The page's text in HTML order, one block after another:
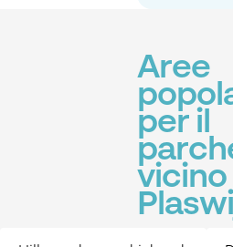
Aree
per il
vicino